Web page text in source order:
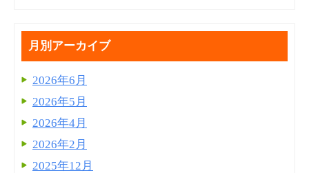
月別アーカイブ
2026年6月
2026年5月
2026年4月
2026年2月
2025年12月